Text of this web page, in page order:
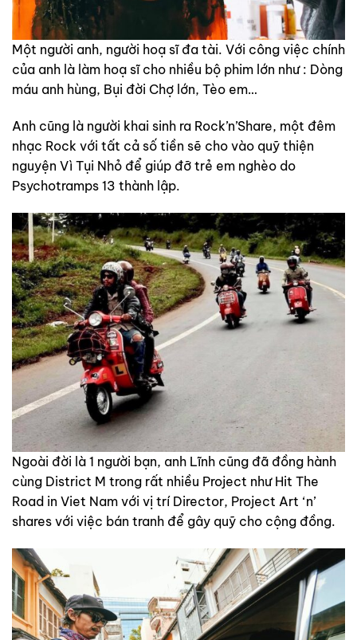
Một người anh, người hoạ sĩ đa tài. Với công việc chính
của anh là làm hoạ sĩ cho nhiều bộ phim lớn như : Dòng
máu anh hùng, Bụi đời Chợ lớn, Tèo em…
Anh cũng là người khai sinh ra Rock’n’Share, một đêm
nhạc Rock với tất cả số tiền sẽ cho vào quỹ thiện
nguyện Vì Tụi Nhỏ để giúp đỡ trẻ em nghèo do
Psychotramps 13 thành lập.
Ngoài đời là 1 người bạn, anh Lĩnh cũng đã đồng hành
cùng District M trong rất nhiều Project như Hit The
Road in Viet Nam với vị trí Director, Project Art ‘n’
shares với việc bán tranh để gây quỹ cho cộng đồng.